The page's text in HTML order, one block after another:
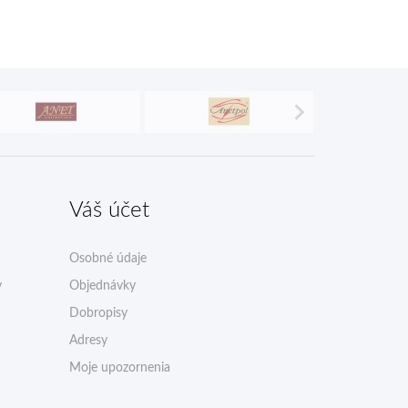

Váš účet
Osobné údaje
Objednávky
Dobropisy
Adresy
Moje upozornenia